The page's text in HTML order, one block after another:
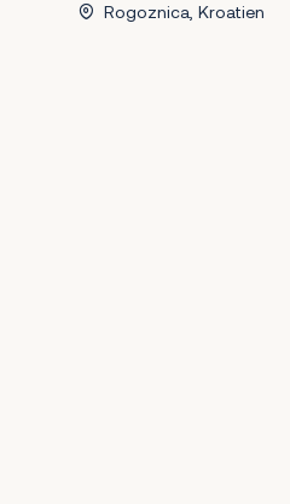
Rogoznica, Kroatien